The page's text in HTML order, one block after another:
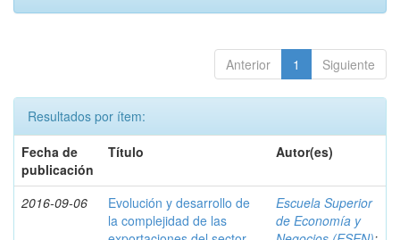
Anterior 1 Siguiente
Resultados por ítem:
Fecha de
publicación
Título Autor(es)
2016-09-06
Evolución y desarrollo de
la complejidad de las
Escuela Superior
de Economía y